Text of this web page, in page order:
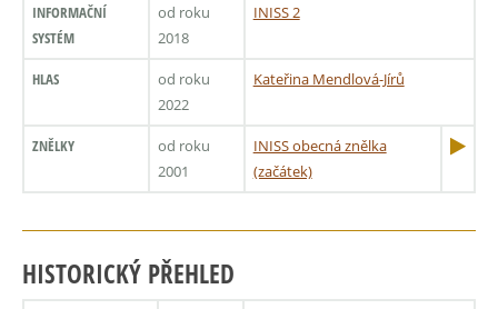
INFORMAČNÍ
SYSTÉM
od roku
2018
INISS 2
HLAS
od roku
2022
Kateřina Mendlová-Jírů
ZNĚLKY
od roku
2001
INISS obecná znělka
(začátek)
HISTORICKÝ PŘEHLED